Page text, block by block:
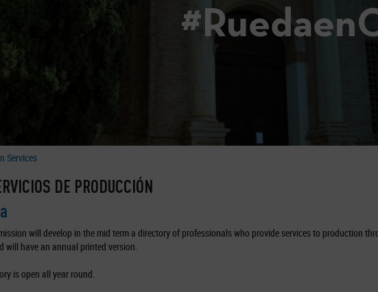
Services
DE PRODUCCIÓN
will develop in the mid term a directory of professionals who provide services to production
have an annual printed version.
is open all year round.